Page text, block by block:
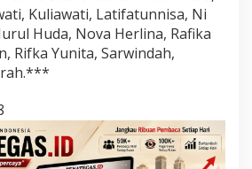
Kuliawati, Latifatunnisa, Ni
Huda, Nova Herlina, Rafika
Rifka Yunita, Sarwindah,